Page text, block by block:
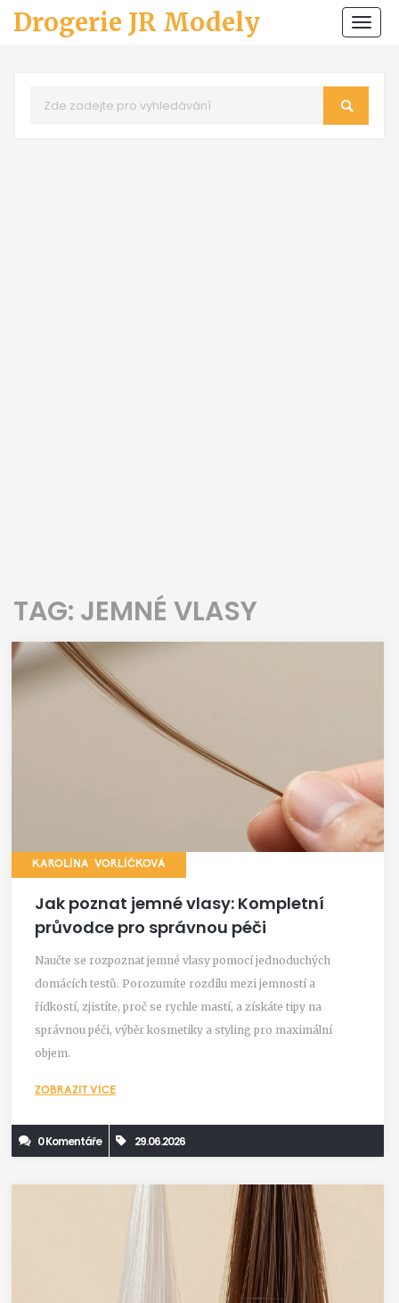
Drogerie JR Modely
TAG: JEMNÉ VLASY
KAROLÍNA VORLÍČKOVÁ
Jak poznat jemné vlasy: Kompletní
průvodce pro správnou péči
Naučte se rozpoznat jemné vlasy pomocí jednoduchých
domácích testů. Porozumíte rozdílu mezi jemností a
řídkostí, zjistíte, proč se rychle mastí, a získáte tipy na
správnou péči, výběr kosmetiky a styling pro maximální
objem.
ZOBRAZIT VÍCE
0 Komentáře 29.06.2026